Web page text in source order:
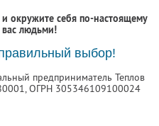
окружите себя по-настоящему
людьми!
выбор!
предприниматель Теплов
, ОГРН 305346109100024